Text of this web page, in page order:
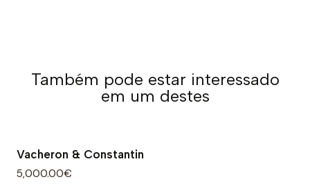
Também pode estar interessado
em um destes
Vacheron & Constantin
5,000.00€